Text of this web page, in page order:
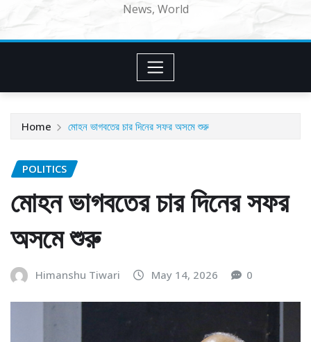
News, World
Home মোহন ভাগবতের চার দিনের সফর অসমে শুরু
POLITICS
মোহন ভাগবতের চার দিনের সফর
অসমে শুরু
Himanshu Tiwari May 14, 2026 0